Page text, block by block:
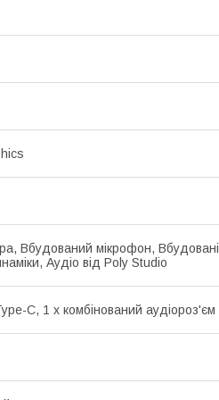
Вбудований мікрофон, Вбудовані
Аудіо від Poly Studio
C, 1 х комбінований аудіороз'єм